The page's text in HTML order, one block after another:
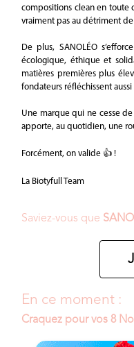
compositions clean en toute
vraiment pas au détriment de
De plus, SANOLÉO
écologique, éthique et
matières premières plus
fondateurs réfléchissent
Une marque qui ne cesse
apporte, au quotidien, une
Forcément, on valide 👍 !
La Biotyfull Team
Saviez-vous que
En ce moment :
Craquez pour vos 8